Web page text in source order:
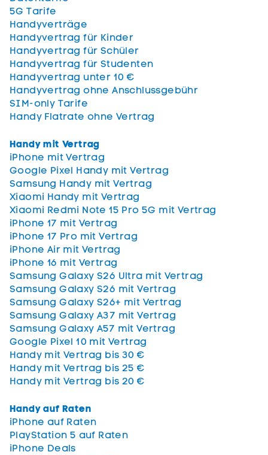
5G Tarife
Handyverträge
Handyvertrag für Kinder
Handyvertrag für Schüler
Handyvertrag für Studenten
Handyvertrag unter 10 €
Handyvertrag ohne Anschlussgebühr
SIM-only Tarife
Handy Flatrate ohne Vertrag
Handy mit Vertrag
iPhone mit Vertrag
Google Pixel Handy mit Vertrag
Samsung Handy mit Vertrag
Xiaomi Handy mit Vertrag
Xiaomi Redmi Note 15 Pro 5G mit Vertrag
iPhone 17 mit Vertrag
iPhone 17 Pro mit Vertrag
iPhone Air mit Vertrag
iPhone 16 mit Vertrag
Samsung Galaxy S26 Ultra mit Vertrag
Samsung Galaxy S26 mit Vertrag
Samsung Galaxy S26+ mit Vertrag
Samsung Galaxy A37 mit Vertrag
Samsung Galaxy A57 mit Vertrag
Google Pixel 10 mit Vertrag
Handy mit Vertrag bis 30 €
Handy mit Vertrag bis 25 €
Handy mit Vertrag bis 20 €
Handy auf Raten
iPhone auf Raten
PlayStation 5 auf Raten
iPhone Deals